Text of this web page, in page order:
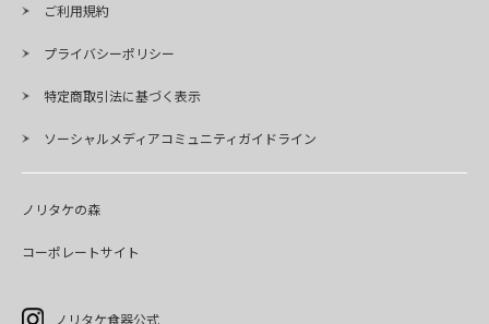
ご利用規約
プライバシーポリシー
特定商取引法に基づく表示
ソーシャルメディアコミュニティガイドライン
ノリタケの森
コーポレートサイト
ノリタケ食器公式